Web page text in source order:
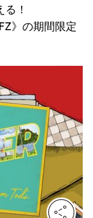
！
》の期間限定